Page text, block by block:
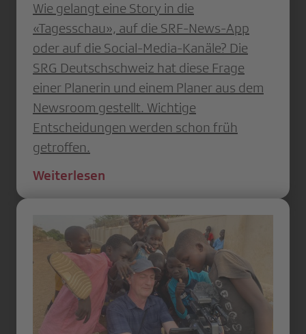
Wie gelangt eine Story in die
«Tagesschau», auf die SRF-News-App
oder auf die Social-Media-Kanäle? Die
SRG Deutschschweiz hat diese Frage
einer Planerin und einem Planer aus dem
Newsroom gestellt. Wichtige
Entscheidungen werden schon früh
getroffen.
Weiterlesen